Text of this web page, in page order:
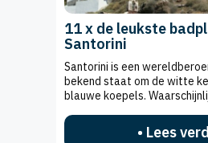
11 x de leukste
Santorini
Santorini is een
bekend staat om de witte
blauwe koepels.
• Lees